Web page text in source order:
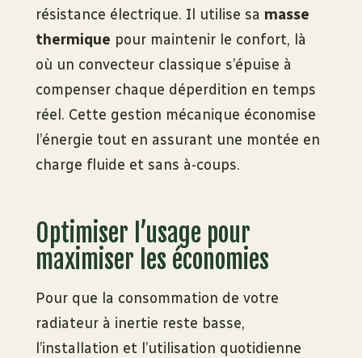
résistance électrique. Il utilise sa masse
thermique pour maintenir le confort, là
où un convecteur classique s’épuise à
compenser chaque déperdition en temps
réel. Cette gestion mécanique économise
l’énergie tout en assurant une montée en
charge fluide et sans à-coups.
Optimiser l’usage pour
maximiser les économies
Pour que la consommation de votre
radiateur à inertie reste basse,
l’installation et l’utilisation quotidienne